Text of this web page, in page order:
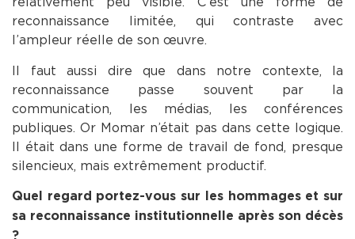
reconnaissance limitée, qui contraste avec
l’ampleur réelle de son œuvre.
Il faut aussi dire que dans notre contexte, la
reconnaissance passe souvent par la
communication, les médias, les conférences
publiques. Or Momar n’était pas dans cette logique.
Il était dans une forme de travail de fond, presque
silencieux, mais extrêmement productif.
Quel regard portez-vous sur les hommages et sur
sa reconnaissance institutionnelle après son décès
?